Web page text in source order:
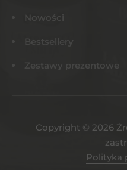
Nowości
Bestsellery
Zestawy prezentowe
Copyright © 2026
Polityka